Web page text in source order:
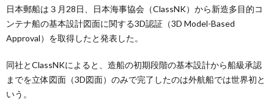
日本郵船は３月28日、日本海事協会（ClassNK）から新造多目的コ
ンテナ船の基本設計図面に関する3D認証（3D Model-Based
Approval）を取得したと発表した。
同社とClassNKによると、造船の初期段階の基本設計から船級承認
までを立体図面（3D図面）のみで完了したのは外航船では世界初と
いう。